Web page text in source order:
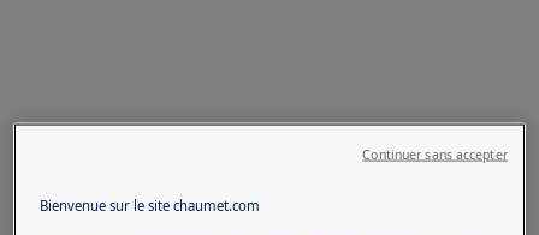
Bienvenue sur le site chaumet.com
Continuer sans accepter